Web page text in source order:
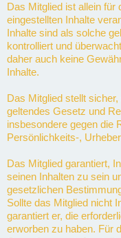
Das Mitglied ist allein für
eingestellten Inhalte
Inhalte sind als solche
kontrolliert und
daher auch keine
Inhalte.
Das Mitglied stellt
geltendes Gesetz und
insbesondere gegen die
Persönlichkeits-,
Das Mitglied garantiert,
seinen Inhalten zu sein
gesetzlichen
Sollte das Mitglied nicht
garantiert er, die
erworben zu haben. Für